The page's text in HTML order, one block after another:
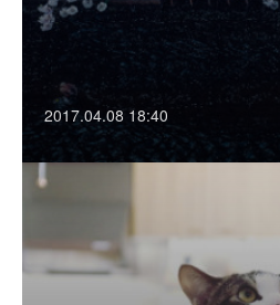
2017.04.08 18:40